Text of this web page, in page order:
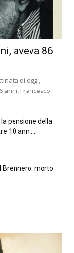
aveva 86
di oggi,
anni, Francesco
pensione della
10 anni:...
Brennero: morto